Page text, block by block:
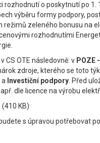
o poskytnutí po 1.
výběru formy podpory,
režimů zeleného bonusu na
rozhodnutími
CS OTE následovně: v POZE
zdroje, kterého se toto
a Investiční podpory . Před
dle licence na výrobu
(410 KB)
s úpravou potřebovat